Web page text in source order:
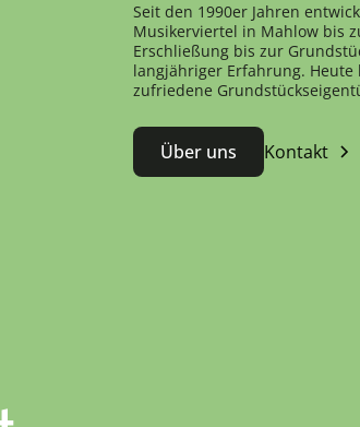
Seit den 1990er Jahren
Musikerviertel in Mahlow bis
Erschließung bis zur
langjähriger Erfahrung.
zufriedene
Über uns Kontakt